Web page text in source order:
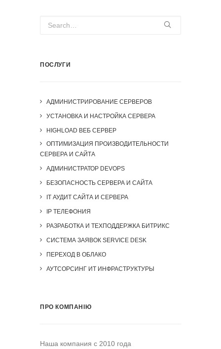
ПОСЛУГИ
АДМИНИСТРИРОВАНИЕ СЕРВЕРОВ
УСТАНОВКА И НАСТРОЙКА СЕРВЕРА
HIGHLOAD ВЕБ СЕРВЕР
ОПТИМИЗАЦИЯ ПРОИЗВОДИТЕЛЬНОСТИ
СЕРВЕРА И САЙТА
АДМИНИСТРАТОР DEVOPS
БЕЗОПАСНОСТЬ СЕРВЕРА И САЙТА
IT АУДИТ САЙТА И СЕРВЕРА
IP ТЕЛЕФОНИЯ
РАЗРАБОТКА И ТЕХПОДДЕРЖКА БИТРИКС
СИСТЕМА ЗАЯВОК SERVICE DESK
ПЕРЕХОД В ОБЛАКО
АУТСОРСИНГ ИТ ИНФРАСТРУКТУРЫ
ПРО КОМПАНІЮ
Наша компания c 2010 года